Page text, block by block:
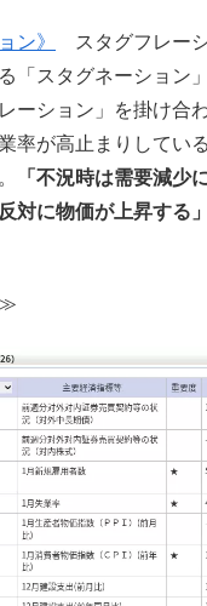
ン》
スタグフレー
「スタグネーション
ーション」を掛け合
率が高止まりしてい
「不況時は需要減少
対に物価が上昇する」
≫